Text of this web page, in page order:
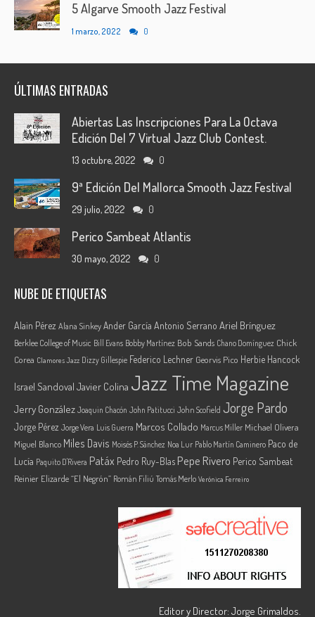
5 Algarve Smooth Jazz Festival
1 marzo, 2022 0
ÚLTIMAS ENTRADAS
Abiertas Las Inscripciones Para La Octava
Edición Del 7 Virtual Jazz Club Contest.
13 octubre, 2022 0
9ª Edición Del Mallorca Smooth Jazz Festival
29 julio, 2022 0
Perico Sambeat Atlantis
30 mayo, 2022 0
NUBE DE ETIQUETAS
Alain Pérez Alana SinkeyAnder García Antonio Serrano Ariel Brínguez
Berklee College of Music Bill Evans Bobby Martínez Bob Sands Chano Domínguez Chick
Corea Clamores Jazz Dizzy Gillespie Federico Lechner Georvis Pico Herbie Hancock
Israel Sandoval Javier Colina Jazz Time Magazine
Jerry González Joaquin Chacón John Patitucci John Scofield Jorge Pardo
Jorge Pérez Jorge Vera Luis Guerra Marcos Collado Marcus Miller Michael Olivera
Miguel Blanco Miles Davis Moisés P. Sánchez Noa Lur Pablo Martín Caminero Paco de
Lucía Paquito D'Rivera Patáx Pedro Ruy-Blas Pepe Rivero Perico Sambeat
Reinier Elizarde “El Negrón” Román Filiú Tomás Merlo Verónica Ferreiro
Editor y Director: Jorge Grimaldos.